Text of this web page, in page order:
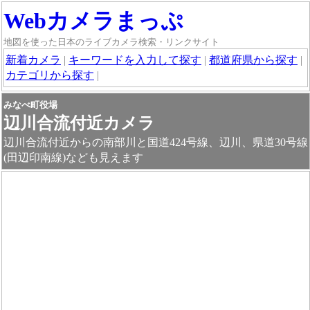
Webカメラまっぷ
地図を使った日本のライブカメラ検索・リンクサイト
新着カメラ | キーワードを入力して探す | 都道府県から探す |
カテゴリから探す |
みなべ町役場
辺川合流付近カメラ
辺川合流付近からの南部川と国道424号線、辺川、県道30号線
(田辺印南線)なども見えます